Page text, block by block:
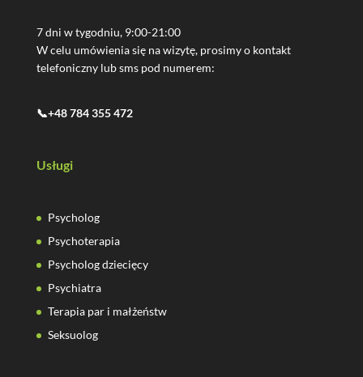
7 dni w tygodniu, 9:00-21:00
W celu umówienia się na wizytę, prosimy o kontakt
telefoniczny lub sms pod numerem:
📞+48 784 355 472
Usługi
Psycholog
Psychoterapia
Psycholog dziecięcy
Psychiatra
Terapia par i małżeństw
Seksuolog